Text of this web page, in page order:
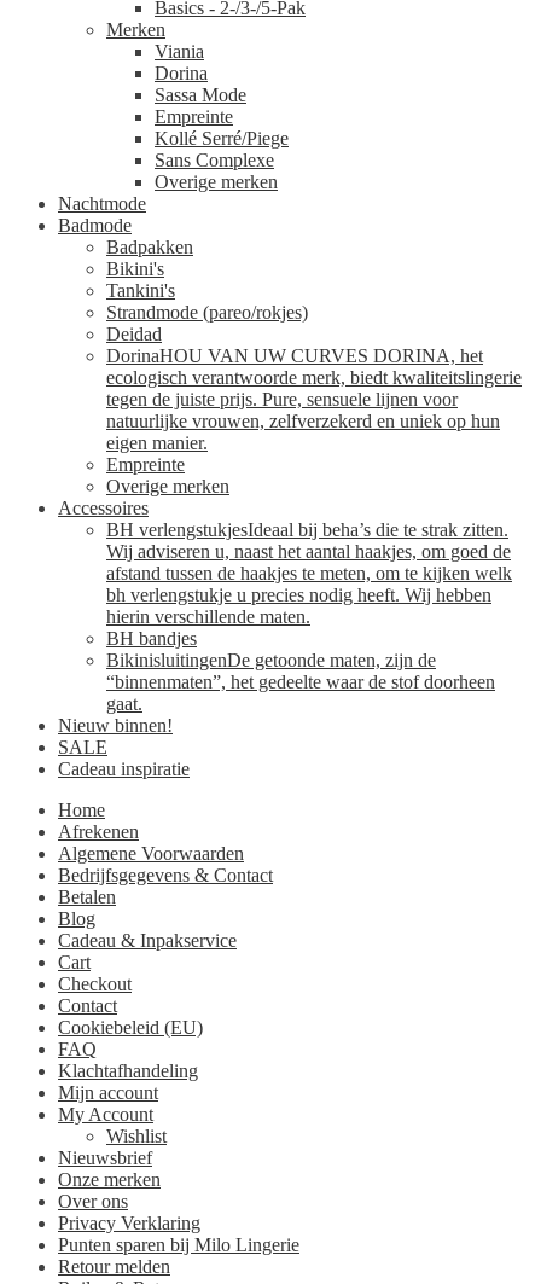
Basics - 2-/3-/5-Pak
Merken
Viania
Dorina
Sassa Mode
Empreinte
Kollé Serré/Piege
Sans Complexe
Overige merken
Nachtmode
Badmode
Badpakken
Bikini's
Tankini's
Strandmode (pareo/rokjes)
Deidad
DorinaHOU VAN UW CURVES DORINA, het
ecologisch verantwoorde merk, biedt kwaliteitslingerie
tegen de juiste prijs. Pure, sensuele lijnen voor
natuurlijke vrouwen, zelfverzekerd en uniek op hun
eigen manier.
Empreinte
Overige merken
Accessoires
BH verlengstukjesIdeaal bij beha’s die te strak zitten.
Wij adviseren u, naast het aantal haakjes, om goed de
afstand tussen de haakjes te meten, om te kijken welk
bh verlengstukje u precies nodig heeft. Wij hebben
hierin verschillende maten.
BH bandjes
BikinisluitingenDe getoonde maten, zijn de
“binnenmaten”, het gedeelte waar de stof doorheen
gaat.
Nieuw binnen!
SALE
Cadeau inspiratie
Home
Afrekenen
Algemene Voorwaarden
Bedrijfsgegevens & Contact
Betalen
Blog
Cadeau & Inpakservice
Cart
Checkout
Contact
Cookiebeleid (EU)
FAQ
Klachtafhandeling
Mijn account
My Account
Wishlist
Nieuwsbrief
Onze merken
Over ons
Privacy Verklaring
Punten sparen bij Milo Lingerie
Retour melden